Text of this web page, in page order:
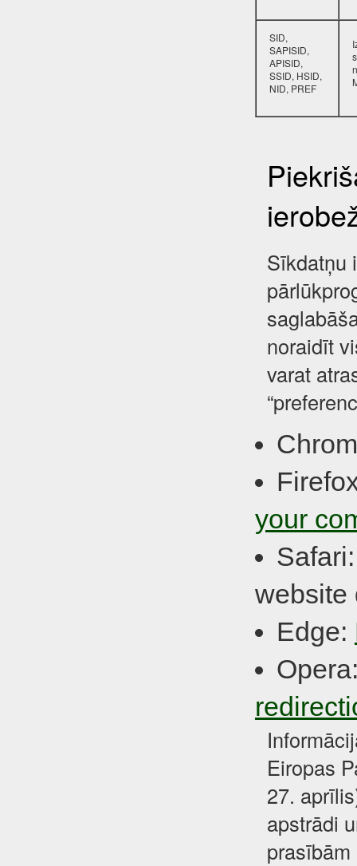
SID,
SAPISID,
APISID,
SSID, HSID,
NID, PREF
Sīkdatņu
noraidīt
varat
your
website
Edge:
Eiropas
27.
apstrādi